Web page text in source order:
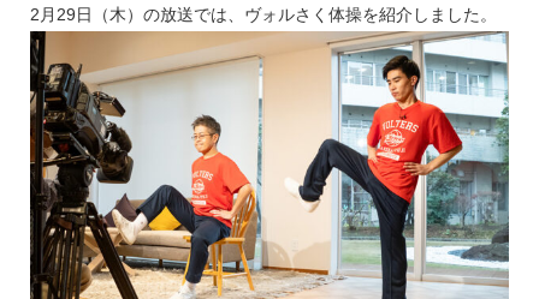
2月29日（木）の放送では、ヴォルさく体操を紹介しました。